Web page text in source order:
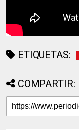
ETIQUETAS:
COMPARTIR: